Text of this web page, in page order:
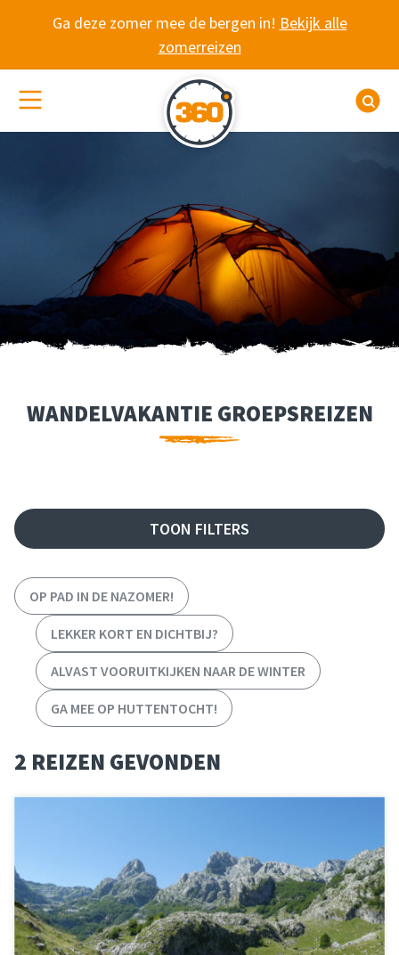
Ga deze zomer mee de bergen in! Bekijk alle
zomerreizen
(De)activeer site navigatie
WANDELVAKANTIE
WANDELVAKANTIE GROEPSREIZEN
TOON FILTERS
OP PAD IN DE NAZOMER!
LEKKER KORT EN DICHTBIJ?
ALVAST VOORUITKIJKEN NAAR DE WINTER
GA MEE OP HUTTENTOCHT!
2 REIZEN GEVONDEN